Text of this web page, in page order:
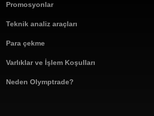
Promosyonlar
Teknik analiz araçları
Para çekme
Varlıklar ve İşlem Koşulları
Neden Olymptrade?